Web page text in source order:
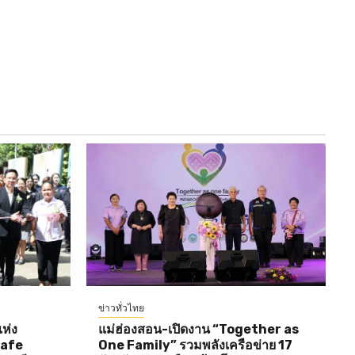
ง
ข่าวทั่วไทย
แม่ฮ่องสอน-เปิดงาน “Together as
One Family” รวมพลังเครือข่าย 17